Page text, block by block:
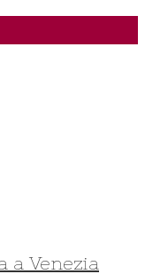
a Venezia